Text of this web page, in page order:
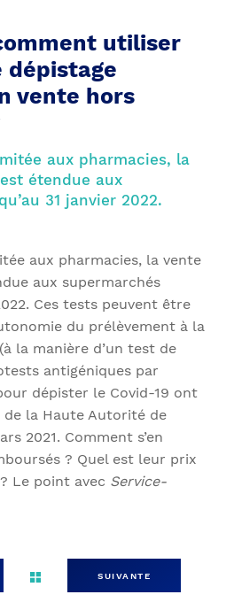
utiliser
dépistage
vente hors
aux pharmacies, la
étendue aux
31 janvier 2022.
aux pharmacies, la vente
aux supermarchés
Ces tests peuvent être
du prélèvement à la
la manière d’un test de
antigéniques par
dépister le Covid-19 ont
de la Haute Autorité de
2021. Comment s’en
? Quel est leur prix
Le point avec Service-
SUIVANTE